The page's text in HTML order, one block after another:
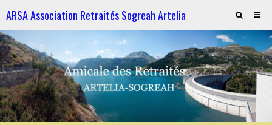
ARSA Association Retraités Sogreah Artelia
Invitation au repas le 21 novembre 2025
ARTELIA et l'Hydroélectricité
ARTELIA et l'Hydroélectricité
Souvenirs de KIrkuk